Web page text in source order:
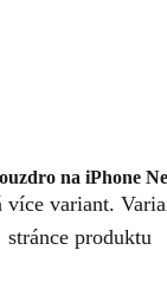
na iPhone
více variant.
stránce produktu